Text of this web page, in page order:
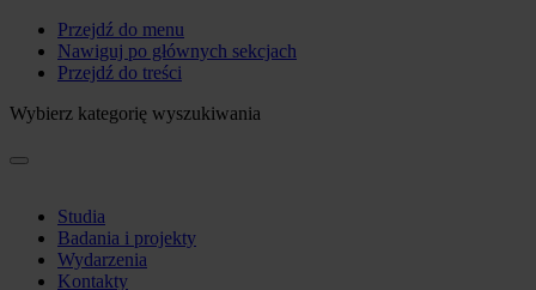
Przejdź do menu
Nawiguj po głównych sekcjach
Przejdź do treści
Wybierz kategorię wyszukiwania
Studia
Badania i projekty
Wydarzenia
Kontakty